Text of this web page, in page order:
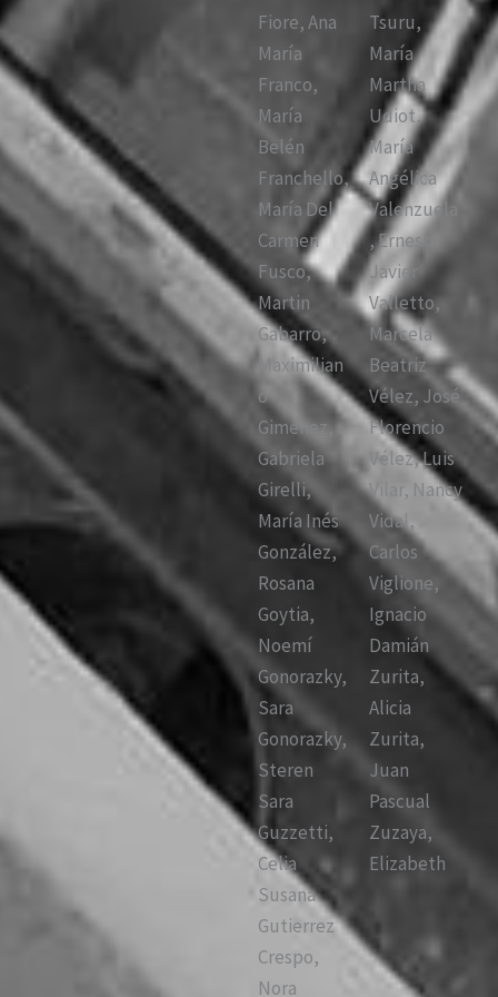
Fiore, Ana
María
Franco,
María
Belén
Franchello,
María Del
Carmen
Fusco,
Martin
Gabarro,
Maximilian
o
Giménez,
Gabriela
Girelli,
María Inés
González,
Rosana
Goytia,
Noemí
Gonorazky,
Sara
Gonorazky,
Steren
Sara
Guzzetti,
Celia
Susana
Gutierrez
Crespo,
Nora
Tsuru,
María
Martha
Udiot,
María
Angélica
Valenzuela
, Ernesto
Javier
Valletto,
Marcela
Beatriz
Vélez, José
Florencio
Vélez, Luis
Vilar, Nancy
Vidal,
Carlos
Viglione,
Ignacio
Damián
Zurita,
Alicia
Zurita,
Juan
Pascual
Zuzaya,
Elizabeth